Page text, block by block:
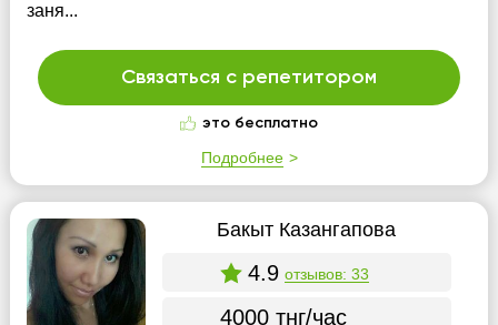
заня...
Связаться с репетитором
это бесплатно
Подробнее
Бакыт Казангапова
4.9 отзывов: 33
4000 тнг/час